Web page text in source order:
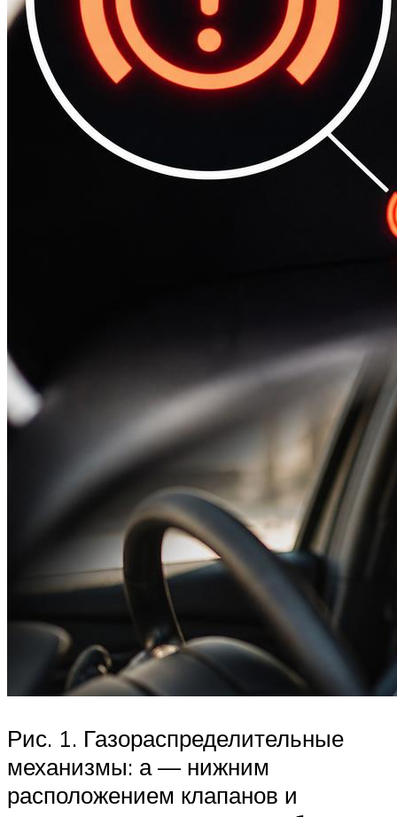
Рис. 1. Газораспределительные
механизмы: а — нижним
расположением клапанов и